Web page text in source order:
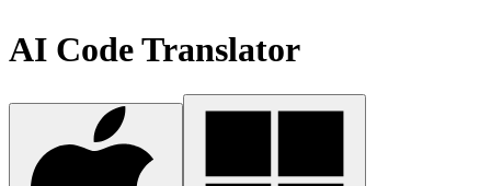
AI Code Translator